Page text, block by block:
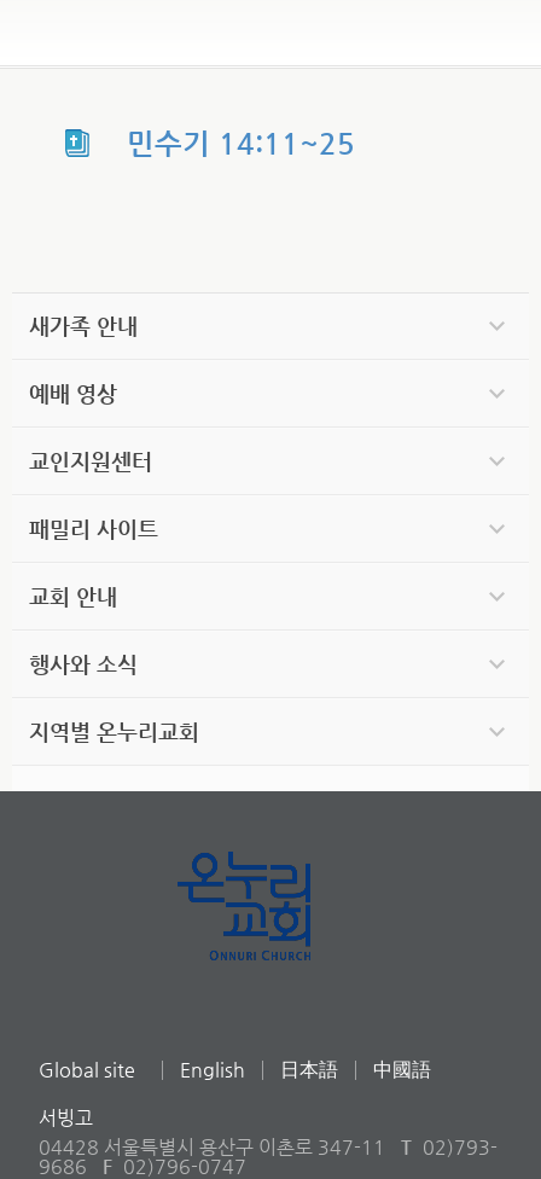
민수기 14:11~25
새가족 안내
예배 영상
교인지원센터
패밀리 사이트
교회 안내
행사와 소식
지역별 온누리교회
Global site English 日本語 中國語
서빙고
04428 서울특별시 용산구 이촌로 347-11
T 02)793-
9686
F 02)796-0747